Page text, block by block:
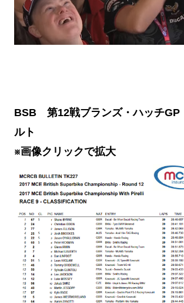
BSB 第12戦ブランズ・ハッチGP
ルト
※画像クリックで拡大